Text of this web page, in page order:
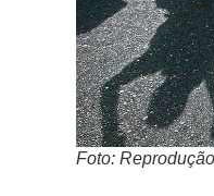
Foto: Reprodução